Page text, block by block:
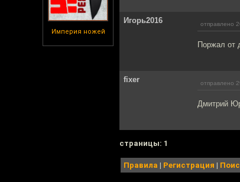
Империя ножей
Игорь2016 отправлено
Поржал от
fixer отправлено
Дмитрий
cтраницы: 1
Правила | Регистрация |